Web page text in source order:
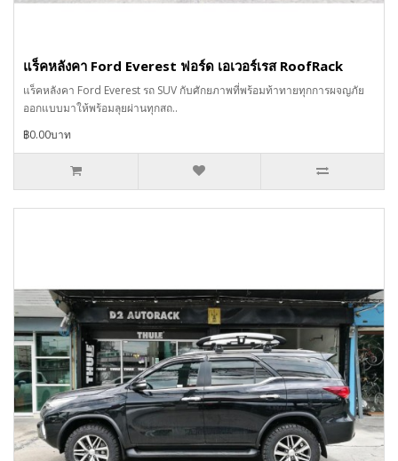
แร็คหลังคา Ford Everest ฟอร์ด เอเวอร์เรส RoofRack
แร็คหลังคา Ford Everest รถ SUV กับศักยภาพที่พร้อมท้าทายทุกการผจญภัย
ออกแบบมาให้พร้อมลุยผ่านทุกสถ..
฿0.00บาท